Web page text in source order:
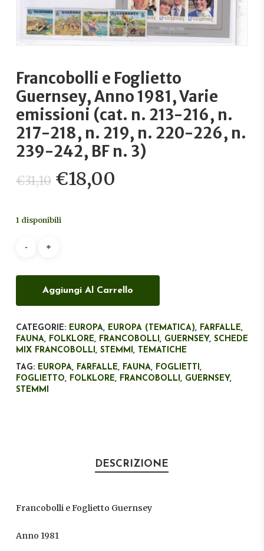
Francobolli e Foglietto
Guernsey, Anno 1981, Varie
emissioni (cat. n. 213-216, n.
217-218, n. 219, n. 220-226, n.
239-242, BF n. 3)
€31,10 Il
prezzo
originale
€18,00
1 disponibili
Aggiungi Al Carrello
CATEGORIE: EUROPA, EUROPA (TEMATICA), FARFALLE,
FAUNA, FOLKLORE, FRANCOBOLLI, GUERNSEY, SCHEDE
MIX FRANCOBOLLI, STEMMI, TEMATICHE
TAG: EUROPA, FARFALLE, FAUNA, FOGLIETTI,
FOGLIETTO, FOLKLORE, FRANCOBOLLI, GUERNSEY,
STEMMI
DESCRIZIONE
Francobolli e Foglietto Guernsey
Anno 1981